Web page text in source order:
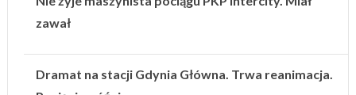
zawał
Dramat na stacji Gdynia Główna. Trwa reanimacja.